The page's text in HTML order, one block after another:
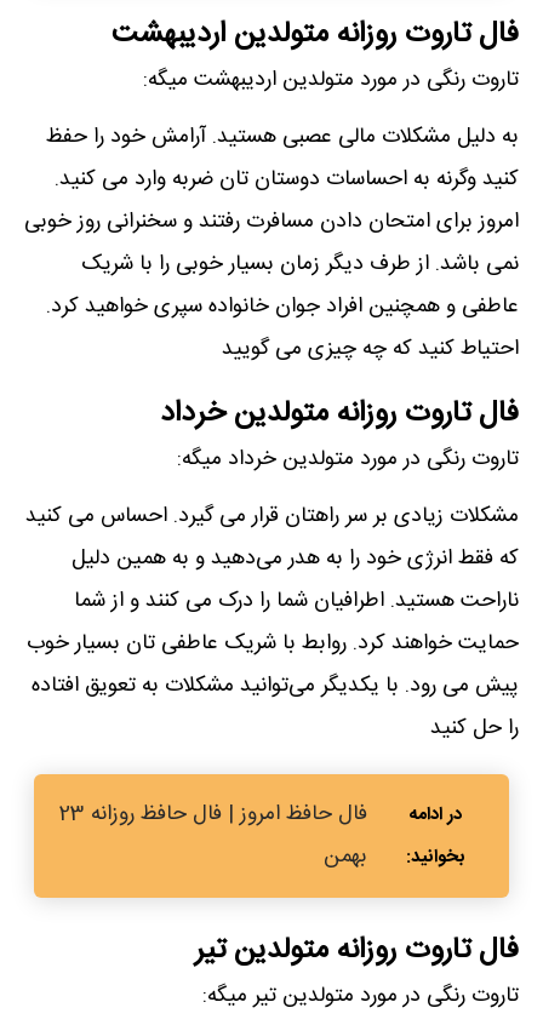
فال تاروت روزانه متولدین اردیبهشت
تاروت رنگی در مورد متولدین اردیبهشت میگه:
به دلیل مشکلات مالی عصبی هستید. آرامش خود را حفظ
کنید وگرنه به احساسات دوستان تان ضربه وارد می کنید.
امروز برای امتحان دادن مسافرت رفتند و سخنرانی روز خوبی
نمی باشد. از طرف دیگر زمان بسیار خوبی را با شریک
عاطفی و همچنین افراد جوان خانواده سپری خواهید کرد.
احتیاط کنید که چه چیزی می گویید
فال تاروت روزانه متولدین خرداد
تاروت رنگی در مورد متولدین خرداد میگه:
مشکلات زیادی بر سر راهتان قرار می گیرد. احساس می کنید
که فقط انرژی خود را به هدر می‌دهید و به همین دلیل
ناراحت هستید. اطرافیان شما را درک می کنند و از شما
حمایت خواهند کرد. روابط با شریک عاطفی تان بسیار خوب
پیش می رود. با یکدیگر می‌توانید مشکلات به تعویق افتاده
را حل کنید
فال حافظ امروز | فال حافظ روزانه 23
بهمن
فال تاروت روزانه متولدین تیر
تاروت رنگی در مورد متولدین تیر میگه: